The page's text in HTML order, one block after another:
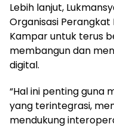
Lebih lanjut,
Organisasi
Kampar untuk terus
membangun dan
digital.
“Hal ini penting guna
yang terintegrasi,
mendukung